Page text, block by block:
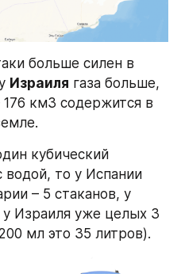
больше силен в
Израиля газа больше,
км3 содержится в
кубический
водой, то у Испании
– 5 стаканов, у
у Израиля уже целых 3
мл это 35 литров).